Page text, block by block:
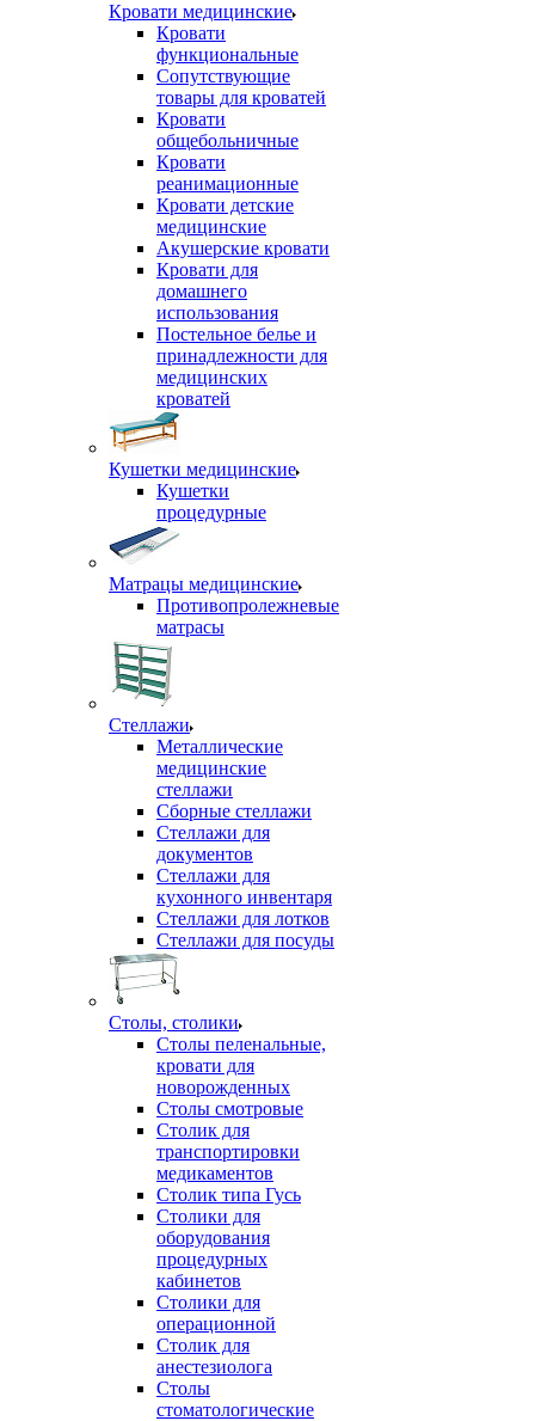
Кровати медицинские
Кровати
функциональные
Сопутствующие
товары для кроватей
Кровати
общебольничные
Кровати
реанимационные
Кровати детские
медицинские
Акушерские кровати
Кровати для
домашнего
использования
Постельное белье и
принадлежности для
медицинских
кроватей
Кушетки медицинские
Кушетки
процедурные
Матрацы медицинские
Противопролежневые
матрасы
Стеллажи
Металлические
медицинские
стеллажи
Сборные стеллажи
Стеллажи для
документов
Стеллажи для
кухонного инвентаря
Стеллажи для лотков
Стеллажи для посуды
Столы, столики
Столы пеленальные,
кровати для
новорожденных
Столы смотровые
Столик для
транспортировки
медикаментов
Столик типа Гусь
Столики для
оборудования
процедурных
кабинетов
Столики для
операционной
Столик для
анестезиолога
Столы
стоматологические